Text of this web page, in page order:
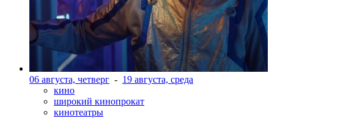
06 августа, четверг - 19 августа, среда
кино
широкий кинопрокат
кинотеатры